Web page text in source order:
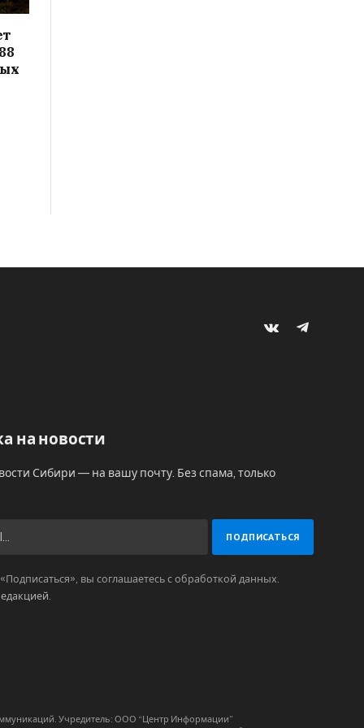
VKontakteTelegram
на новости
Сибири — на вашу почту. Без спама, только
вы соглашаетесь с обработкой данных.
.
Учредитель: ООО “Центр Информации”